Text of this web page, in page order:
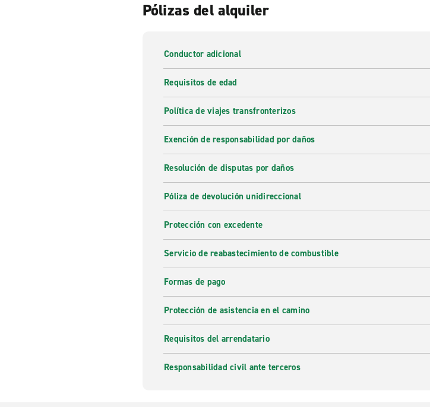
Pólizas del alquiler
Conductor adicional
Requisitos de edad
Política de viajes transfronterizos
Exención de responsabilidad por daños
Resolución de disputas por daños
Póliza de devolución unidireccional
Protección con excedente
Servicio de reabastecimiento de combustible
Formas de pago
Protección de asistencia en el camino
Requisitos del arrendatario
Responsabilidad civil ante terceros